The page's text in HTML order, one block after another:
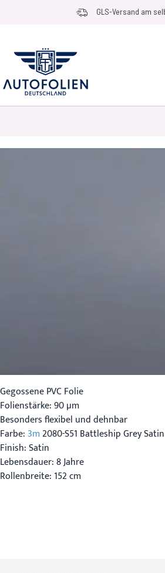
Zum Inhalt springen GLS-Versand am
Gegossene PVC Folie
Folienstärke: 90 µm
Besonders flexibel und dehnbar
Farbe:3m2080-S51 Battleship Grey Satin
Finish: Satin
Lebensdauer: 8 Jahre
Rollenbreite: 152 cm